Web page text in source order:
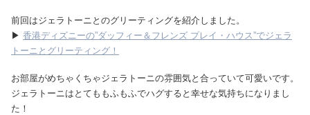
前回はジェラトーニとのグリーティングを紹介しました。
▶ 香港ディズニーの”ダッフィー＆フレンズ プレイ・ハウス”でジェラ
トーニとグリーティング！
お部屋がめちゃくちゃジェラトーニの雰囲気と合っていて可愛いです。
ジェラトーニはとてももふもふでハグすると幸せな気持ちになりまし
た！